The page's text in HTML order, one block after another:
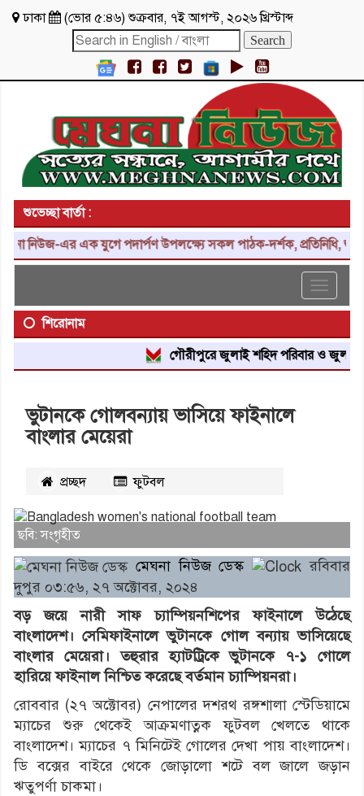
ঢাকা (ভোর ৫:৪৬)শুক্রবার, ৭ই আগস্ট, ২০২৬ খ্রিস্টাব্দ
শুভেচ্ছা বার্তা :
নিউজ-এর এক যুগে পদার্পণ উপলক্ষ্যে সকল পাঠক-দর্শক, প্রতিনিধি,
Toggle
শিরোনাম
গৌরীপুরে জুলাই শহিদ পরিবার ও জুলাই
ভুটানকে গোলবন্যায় ভাসিয়ে ফাইনালে
বাংলার মেয়েরা
প্রচ্ছদ ফুটবল
ছবি: সংগৃহীত
মেঘনা নিউজ ডেস্ক
রবিবার
দুপুর ০৩:৫৬, ২৭ অক্টোবর, ২০২৪
বড় জয়ে নারী সাফ চ্যাম্পিয়নশিপের ফাইনালে উঠেছে
বাংলাদেশ। সেমিফাইনালে ভুটানকে গোল বন্যায় ভাসিয়েছে
বাংলার মেয়েরা। তহুরার হ্যাটট্রিকে ভুটানকে ৭-১ গোলে
হারিয়ে ফাইনাল নিশ্চিত করেছে বর্তমান চ্যাম্পিয়নরা।
রোববার (২৭ অক্টোবর) নেপালের দশরথ রঙ্গশালা স্টেডিয়ামে
ম্যাচের শুরু থেকেই আক্রমণাত্নক ফুটবল খেলতে থাকে
বাংলাদেশ। ম্যাচের ৭ মিনিটেই গোলের দেখা পায় বাংলাদেশ।
ডি বক্সের বাইরে থেকে জোড়ালো শটে বল জালে জড়ান
ঋতুপর্ণা চাকমা।